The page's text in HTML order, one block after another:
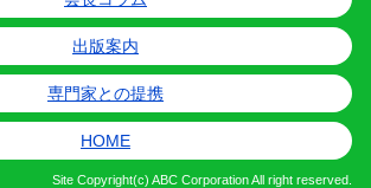
出版案内
専門家との提携
HOME
Site Copyright(c) ABC Corporation All right reserved.